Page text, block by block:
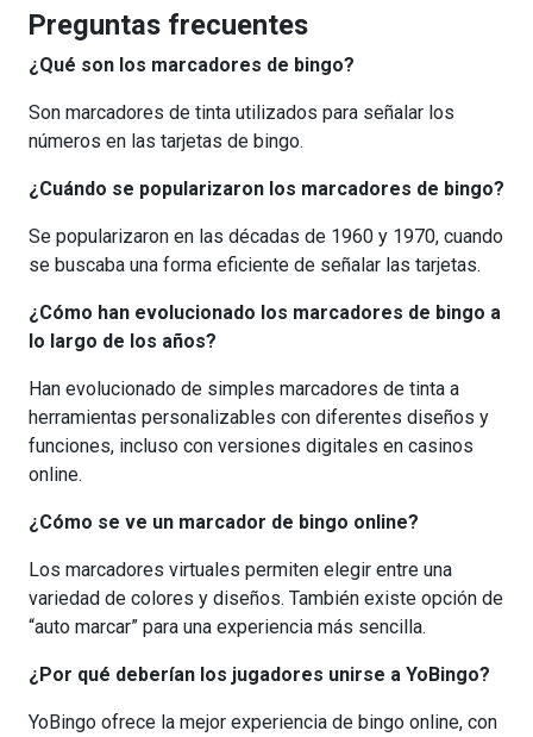
Preguntas frecuentes
¿Qué son los marcadores de bingo?
Son marcadores de tinta utilizados para señalar los
números en las tarjetas de bingo.
¿Cuándo se popularizaron los marcadores de bingo?
Se popularizaron en las décadas de 1960 y 1970, cuando
se buscaba una forma eficiente de señalar las tarjetas.
¿Cómo han evolucionado los marcadores de bingo a
lo largo de los años?
Han evolucionado de simples marcadores de tinta a
herramientas personalizables con diferentes diseños y
funciones, incluso con versiones digitales en casinos
online.
¿Cómo se ve un marcador de bingo online?
Los marcadores virtuales permiten elegir entre una
variedad de colores y diseños. También existe opción de
“auto marcar” para una experiencia más sencilla.
¿Por qué deberían los jugadores unirse a YoBingo?
YoBingo ofrece la mejor experiencia de bingo online, con